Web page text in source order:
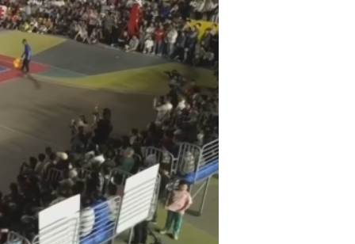
艺术 汽车 数智 5G 产业+
时尚 天气 网展 央央好物